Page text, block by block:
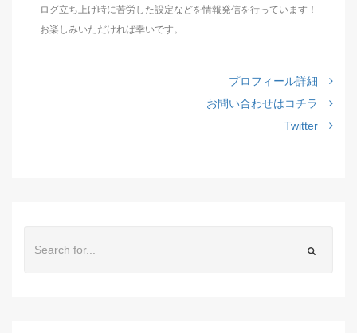
ログ立ち上げ時に苦労した設定などを情報発信を行っています！
お楽しみいただければ幸いです。
プロフィール詳細
お問い合わせはコチラ
Twitter